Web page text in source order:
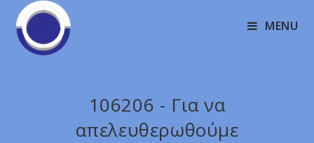
MENU
106206 - Για να
απελευθερωθούμε